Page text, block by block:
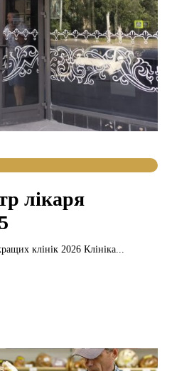
лікаря
← Куди піти у Дніпрі: 10 найкращих клінік 2026 Клініка...